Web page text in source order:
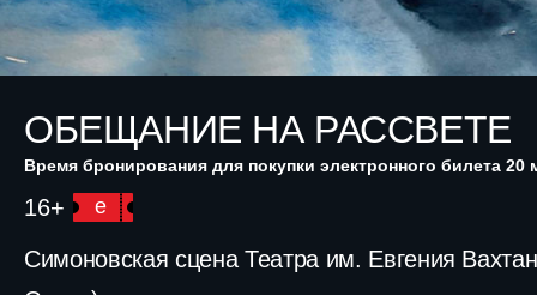
ОБЕЩАНИЕ НА РАССВЕТЕ
Время бронирования для покупки электронного билета 20
16+ e
Симоновская сцена Театра им. Евгения